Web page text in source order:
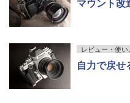
マウント改
レビュー・使い
自力で戻せ